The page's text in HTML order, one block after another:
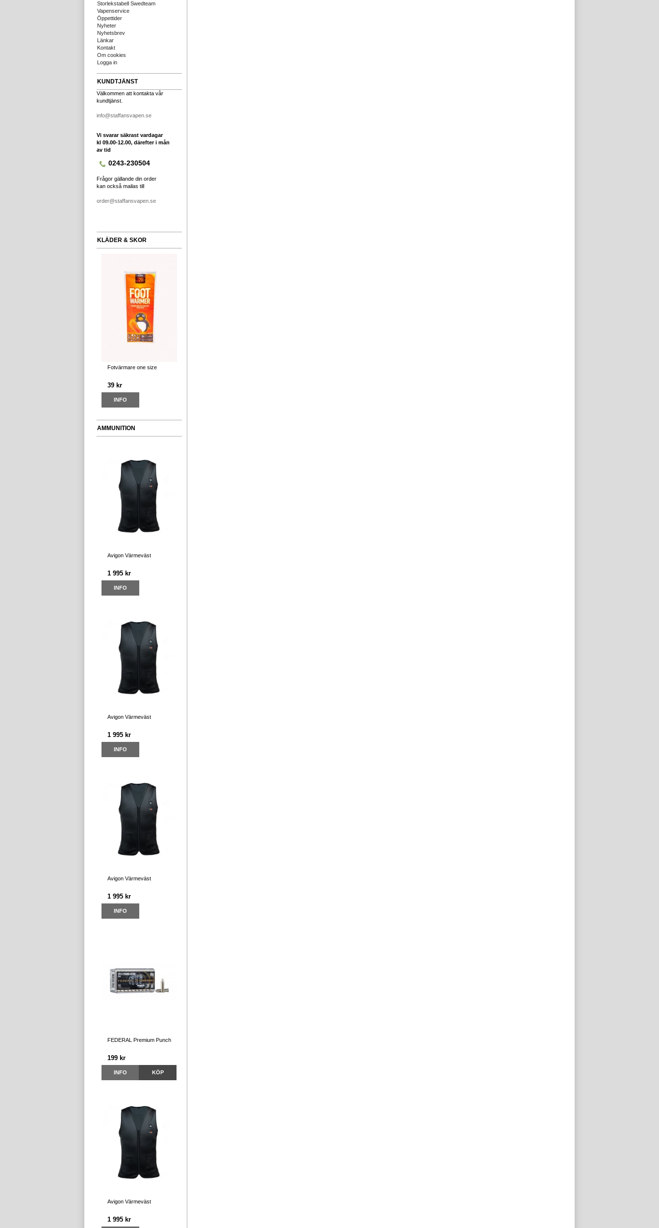
Storlekstabell Swedteam
Vapenservice
Öppettider
Nyheter
Nyhetsbrev
Länkar
Kontakt
Om cookies
Logga in
KUNDTJÄNST
Välkommen att kontakta vår
kundtjänst.
info@staffansvapen.se
Vi svarar säkrast vardagar
kl 09.00-12.00, därefter i mån
av tid
0243-230504
Frågor gällande din order
kan också mailas till
order@staffansvapen.se
KLÄDER & SKOR
Fotvärmare one size
39 kr
INFO
AMMUNITION
Avigon Värmeväst
1 995 kr
INFO
Avigon Värmeväst
1 995 kr
INFO
Avigon Värmeväst
1 995 kr
INFO
FEDERAL Premium Punch
199 kr
INFO KÖP
Avigon Värmeväst
1 995 kr